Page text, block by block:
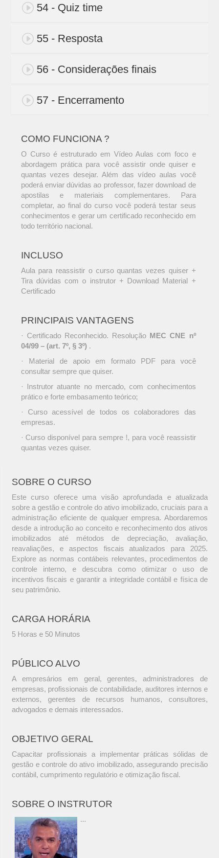
54 - Quiz time
55 - Resposta
56 - Considerações finais
57 - Encerramento
COMO FUNCIONA ?
O Curso é estruturado em Vídeo Aulas com foco e
abordagem prática para você assistir onde quiser e
quantas vezes desejar. Além das vídeo aulas você
poderá enviar dúvidas ao professor, fazer download de
apostilas e materiais complementares. Para
completar, ao final do curso você poderá testar seus
conhecimentos e gerar um certificado reconhecido em
todo território nacional.
INCLUSO
Aula para reassistir o curso quantas vezes quiser +
Tira dúvidas com o instrutor + Download Material +
Certificado
PRINCIPAIS VANTAGENS
· Certificado Reconhecido. Resolução MEC CNE nº
04/99 – (art. 7º, § 3º) .
· Material de apoio em formato PDF para você
consultar sempre que quiser.
· Instrutor atuante no mercado, com conhecimentos
prático e forte embasamento teórico;
· Curso acessível de todos os colaboradores das
empresas.
· Curso disponível para sempre !, para você reassistir
quantas vezes quiser.
SOBRE O CURSO
Este curso oferece uma visão aprofundada e atualizada
sobre a gestão e controle do ativo imobilizado, cruciais para a
administração eficiente de qualquer empresa. Abordaremos
desde a introdução ao conceito e reconhecimento dos ativos
imobilizados até métodos de depreciação, avaliação,
reavaliações, e aspectos fiscais atualizados para 2025.
Explore as normas contábeis relevantes, procedimentos de
controle interno, e descubra como otimizar o uso de
incentivos fiscais e garantir a integridade contábil e física de
seu patrimônio.
CARGA HORÁRIA
5 Horas e 50 Minutos
PÚBLICO ALVO
A empresários em geral, gerentes, administradores de
empresas, profissionais de contabilidade, auditores internos e
externos, gerentes de recursos humanos, consultores,
advogados e demais interessados.
OBJETIVO GERAL
Capacitar profissionais a implementar práticas sólidas de
gestão e controle do ativo imobilizado, assegurando precisão
contábil, cumprimento regulatório e otimização fiscal.
SOBRE O INSTRUTOR
...